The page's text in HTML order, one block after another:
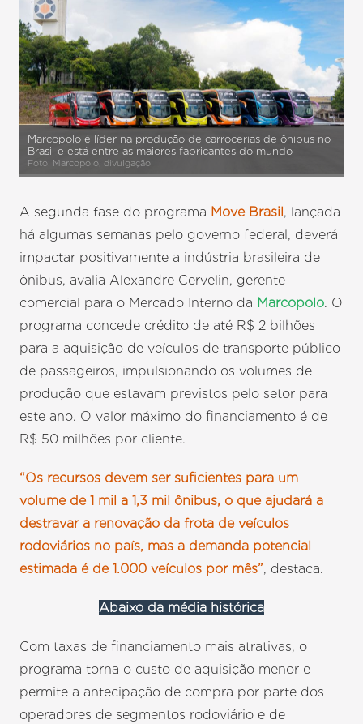
Marcopolo é líder na produção de carrocerias de ônibus no
Brasil e está entre as maiores fabricantes do mundo
Foto: Marcopolo, divulgação
A segunda fase do programa Move Brasil, lançada
há algumas semanas pelo governo federal, deverá
impactar positivamente a indústria brasileira de
ônibus, avalia Alexandre Cervelin, gerente
comercial para o Mercado Interno da Marcopolo. O
programa concede crédito de até R$ 2 bilhões
para a aquisição de veículos de transporte público
de passageiros, impulsionando os volumes de
produção que estavam previstos pelo setor para
este ano. O valor máximo do financiamento é de
R$ 50 milhões por cliente.
“Os recursos devem ser suficientes para um
volume de 1 mil a 1,3 mil ônibus, o que ajudará a
destravar a renovação da frota de veículos
rodoviários no país, mas a demanda potencial
estimada é de 1.000 veículos por mês”, destaca.
Abaixo da média histórica
Com taxas de financiamento mais atrativas, o
programa torna o custo de aquisição menor e
permite a antecipação de compra por parte dos
operadores de segmentos rodoviário e de